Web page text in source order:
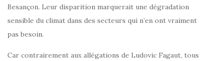
Besançon. Leur disparition marquerait une dégradation
sensible du climat dans des secteurs qui n’en ont vraiment
pas besoin.
Car contrairement aux allégations de Ludovic Fagaut, tous